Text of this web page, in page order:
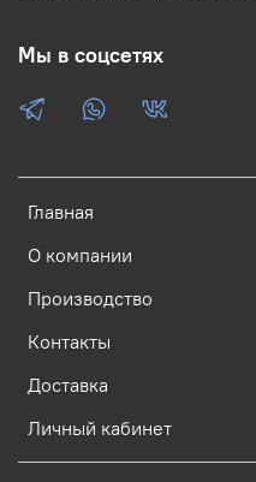
Главная
О компании
Производство
Контакты
Доставка
Личный кабинет
Мы в соцсетях